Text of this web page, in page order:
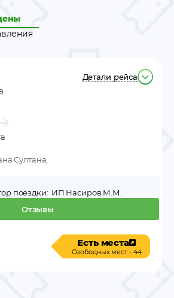
Детали рейса
Султана,
Отзывы
поездки: ИП Насиров М.М.
Есть места
Свободных мест - 44